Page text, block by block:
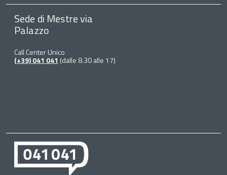
Sede di Mestre via
Palazzo
Call Center Unico
(+39) 041 041 (dalle 8.30 alle 17)